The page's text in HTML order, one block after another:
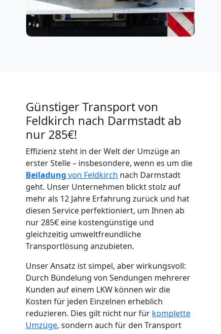
Günstiger Transport von
Feldkirch nach Darmstadt ab
nur 285€!
Effizienz steht in der Welt der Umzüge an
erster Stelle – insbesondere, wenn es um die
Beiladung von Feldkirch nach Darmstadt
geht. Unser Unternehmen blickt stolz auf
mehr als 12 Jahre Erfahrung zurück und hat
diesen Service perfektioniert, um Ihnen ab
nur 285€ eine kostengünstige und
gleichzeitig umweltfreundliche
Transportlösung anzubieten.
Unser Ansatz ist simpel, aber wirkungsvoll:
Durch Bündelung von Sendungen mehrerer
Kunden auf einem LKW können wir die
Kosten für jeden Einzelnen erheblich
reduzieren. Dies gilt nicht nur für komplette
Umzüge, sondern auch für den Transport
Umzugshelfer
Feldkirch
Möbeltaxi
Feldkirch
Kleintransport
Feldkirch